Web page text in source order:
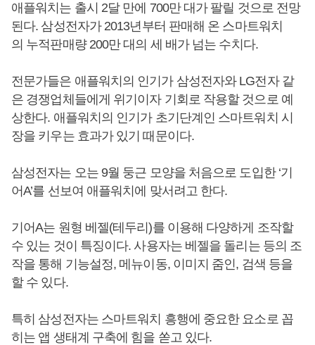
애플워치는 출시 2달 만에 700만 대가 팔릴 것으로 전망
된다. 삼성전자가 2013년부터 판매해 온 스마트워치
의 누적판매량 200만 대의 세 배가 넘는 수치다.
전문가들은 애플워치의 인기가 삼성전자와 LG전자 같
은 경쟁업체들에게 위기이자 기회로 작용할 것으로 예
상한다. 애플워치의 인기가 초기단계인 스마트워치 시
장을 키우는 효과가 있기 때문이다.
삼성전자는 오는 9월 둥근 모양을 처음으로 도입한 ‘기
어A’를 선보여 애플워치에 맞서려고 한다.
기어A는 원형 베젤(테두리)를 이용해 다양하게 조작할
수 있는 것이 특징이다. 사용자는 베젤을 돌리는 등의 조
작을 통해 기능설정, 메뉴이동, 이미지 줌인, 검색 등을
할 수 있다.
특히 삼성전자는 스마트워치 흥행에 중요한 요소로 꼽
히는 앱 생태계 구축에 힘을 쏟고 있다.